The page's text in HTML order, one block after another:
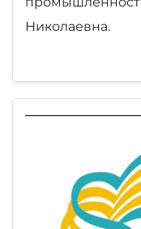
Николаевна.